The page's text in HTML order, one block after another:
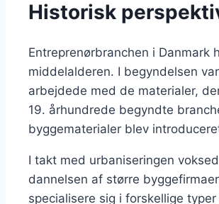
Historisk
Entreprenørbranchen i
middelalderen. I begyndelsen
arbejdede med de materialer,
19. århundrede begyndte
byggematerialer blev
I takt med urbaniseringen
dannelsen af større
specialisere sig i forskellige